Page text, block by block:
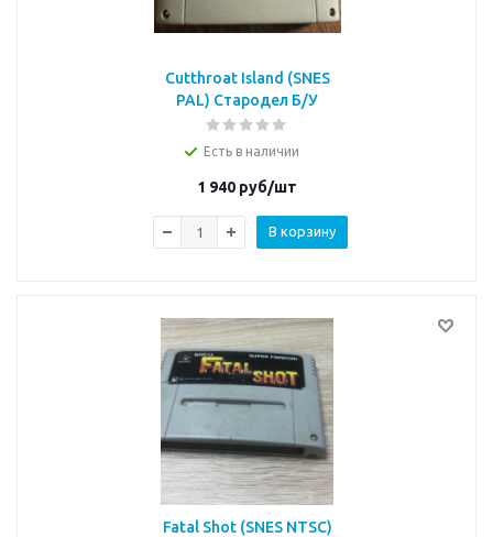
Cutthroat Island (SNES
PAL) Стародел Б/У
Есть в наличии
1 940 руб/шт
В корзину
Fatal Shot (SNES NTSC)